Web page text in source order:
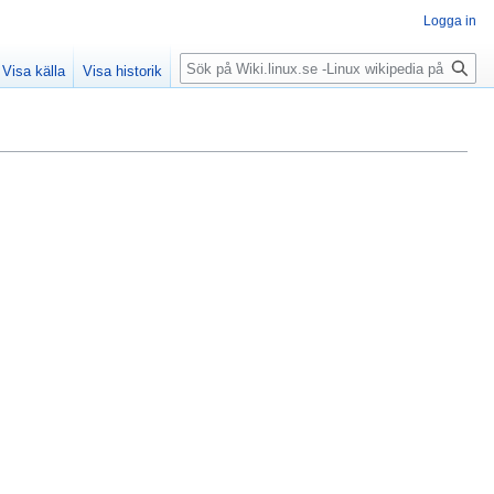
Logga in
Visa källa Visa historik Sök